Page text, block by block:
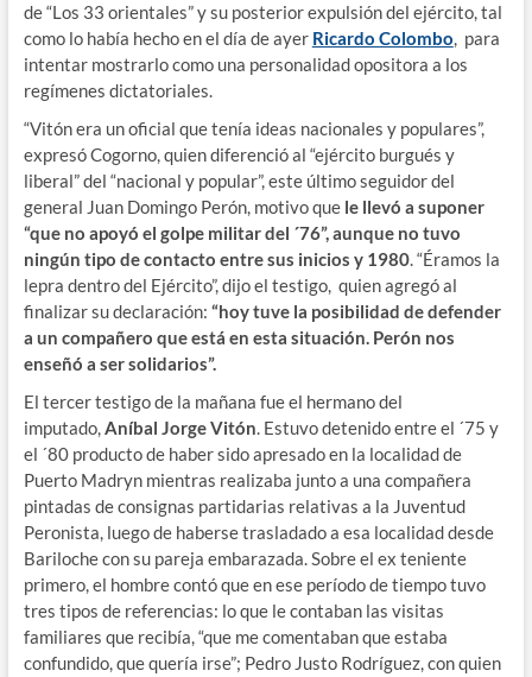
de “Los 33 orientales” y su posterior expulsión del ejército, tal
como lo había hecho en el día de ayer Ricardo Colombo, para
intentar mostrarlo como una personalidad opositora a los
regímenes dictatoriales.
“Vitón era un oficial que tenía ideas nacionales y populares”,
expresó Cogorno, quien diferenció al “ejército burgués y
liberal” del “nacional y popular”, este último seguidor del
general Juan Domingo Perón, motivo que le llevó a suponer
“que no apoyó el golpe militar del ´76”, aunque no tuvo
ningún tipo de contacto entre sus inicios y 1980. “Éramos la
lepra dentro del Ejército”, dijo el testigo, quien agregó al
finalizar su declaración: “hoy tuve la posibilidad de defender
a un compañero que está en esta situación. Perón nos
enseñó a ser solidarios”.
El tercer testigo de la mañana fue el hermano del
imputado,Aníbal Jorge Vitón. Estuvo detenido entre el ´75 y
el ´80 producto de haber sido apresado en la localidad de
Puerto Madryn mientras realizaba junto a una compañera
pintadas de consignas partidarias relativas a la Juventud
Peronista, luego de haberse trasladado a esa localidad desde
Bariloche con su pareja embarazada. Sobre el ex teniente
primero, el hombre contó que en ese período de tiempo tuvo
tres tipos de referencias: lo que le contaban las visitas
familiares que recibía, “que me comentaban que estaba
confundido, que quería irse”; Pedro Justo Rodríguez, con quien